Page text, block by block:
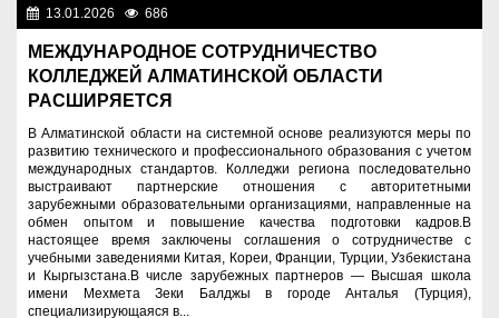
13.01.2026 686
МЕЖДУНАРОДНОЕ СОТРУДНИЧЕСТВО
КОЛЛЕДЖЕЙ АЛМАТИНСКОЙ ОБЛАСТИ
РАСШИРЯЕТСЯ
В Алматинской области на системной основе реализуются меры по
развитию технического и профессионального образования с учетом
международных стандартов. Колледжи региона последовательно
выстраивают партнерские отношения с авторитетными
зарубежными образовательными организациями, направленные на
обмен опытом и повышение качества подготовки кадров.В
настоящее время заключены соглашения о сотрудничестве с
учебными заведениями Китая, Кореи, Франции, Турции, Узбекистана
и Кыргызстана.В числе зарубежных партнеров — Высшая школа
имени Мехмета Зеки Балджы в городе Анталья (Турция),
специализирующаяся в...